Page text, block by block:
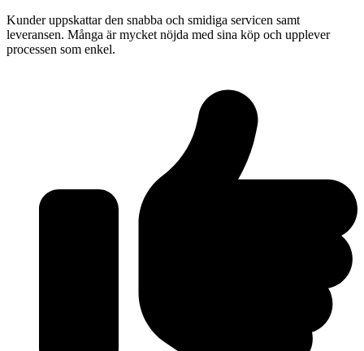
Kunder uppskattar den snabba och smidiga servicen samt
leveransen. Många är mycket nöjda med sina köp och upplever
processen som enkel.